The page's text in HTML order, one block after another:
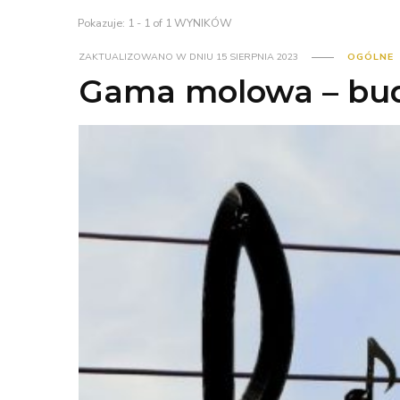
Pokazuje: 1 - 1 of 1 WYNIKÓW
ZAKTUALIZOWANO W DNIU 15 SIERPNIA 2023 OGÓLNE
Gama molowa –